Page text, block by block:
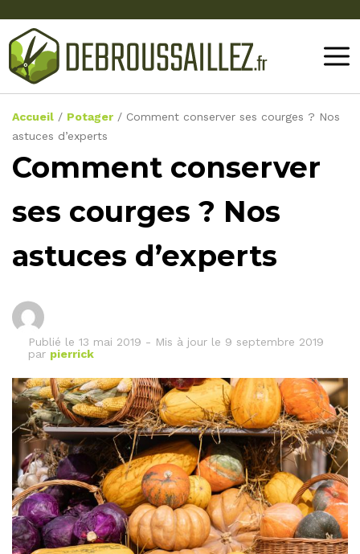
Accueil / Potager / Comment conserver ses courges ? Nos
astuces d’experts
Comment conserver
ses courges ? Nos
astuces d’experts
Publié le 13 mai 2019 - Mis à jour le 9 septembre 2019
par pierrick